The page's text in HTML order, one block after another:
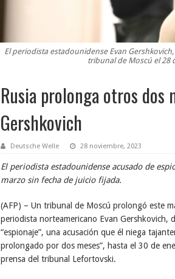
El periodista estadounidense Evan
tribunal de Moscú el 28
Rusia prolonga otros dos
Gershkovich
Deutsche Welle 28 noviembre, 2023
El periodista estadounidense acusado de
marzo sin fecha de juicio fijada.
(AFP) – Un tribunal de Moscú prolongó este
periodista norteamericano Evan Gershkovich,
“espionaje”, una acusación que él niega
prolongado por dos meses”, hasta el 30 de
prensa del tribunal Lefortovski.